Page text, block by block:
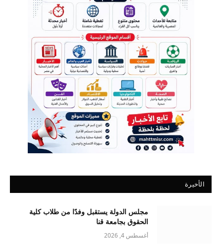
الأخيرة
مجلس الدولة يستقبل وفدًا من طلاب كلية
الحقوق بجامعة قنا
أغسطس 4, 2026